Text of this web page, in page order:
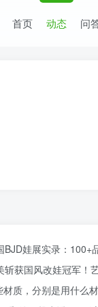
首页 动态 问
BJD娃展实录：100+
斩获国风改娃冠军！
质，分别是用什么